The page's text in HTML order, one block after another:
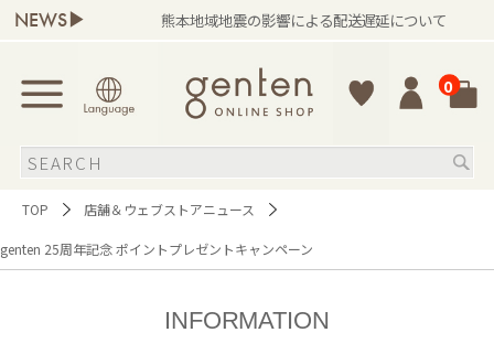
NEWS▶ 熊本地域地震の影響による配送遅延について
0
TOP 店舗＆ウェブストアニュース
genten 25周年記念 ポイントプレゼントキャンペーン
INFORMATION